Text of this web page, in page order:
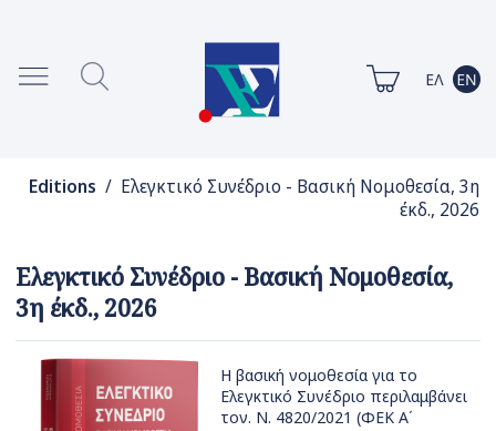
Editions / Ελεγκτικό Συνέδριο - Βασική Νομοθεσία, 3η
έκδ., 2026
Ελεγκτικό Συνέδριο - Βασική Νομοθεσία,
3η έκδ., 2026
Η βασική νομοθεσία για το
Ελεγκτικό Συνέδριο περιλαμβάνει
τον. Ν. 4820/2021 (ΦΕΚ Α΄